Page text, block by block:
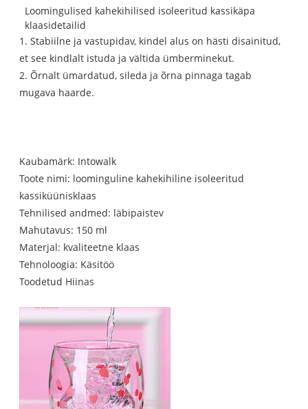
Loomingulised kahekihilised isoleeritud kassikäpa
klaasidetailid
1. Stabiilne ja vastupidav, kindel alus on hästi disainitud,
et see kindlalt istuda ja vältida ümberminekut.
2. Õrnalt ümardatud, sileda ja õrna pinnaga tagab
mugava haarde.
Kaubamärk: Intowalk
Toote nimi: loominguline kahekihiline isoleeritud
kassiküünisklaas
Tehnilised andmed: läbipaistev
Mahutavus: 150 ml
Materjal: kvaliteetne klaas
Tehnoloogia: Käsitöö
Toodetud Hiinas